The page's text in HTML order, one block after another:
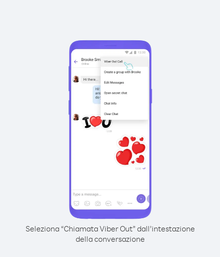
Seleziona “Chiamata Viber Out” dall’intestazione
della conversazione